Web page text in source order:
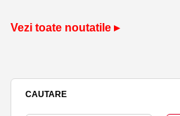
Vezi toate noutatile ▸
CAUTARE